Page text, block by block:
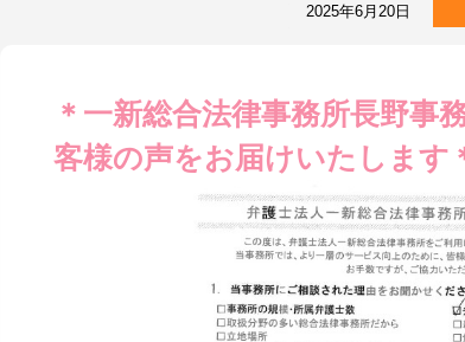
2025年6月20日
＊一新総合法律事務所長野事
客様の声をお届けいたします